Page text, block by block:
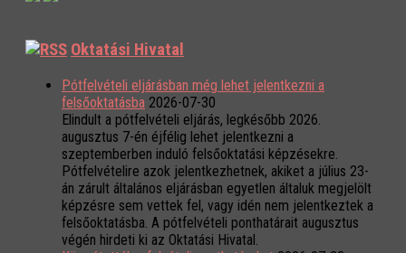
Oktatási Hivatal
Pótfelvételi eljárásban még lehet jelentkezni a
felsőoktatásba 2026-07-30
Elindult a pótfelvételi eljárás, legkésőbb 2026.
augusztus 7-én éjfélig lehet jelentkezni a
szeptemberben induló felsőoktatási képzésekre.
Pótfelvételire azok jelentkezhetnek, akiket a július 23-
án zárult általános eljárásban egyetlen általuk megjelölt
képzésre sem vettek fel, vagy idén nem jelentkeztek a
felsőoktatásba. A pótfelvételi ponthatárait augusztus
végén hirdeti ki az Oktatási Hivatal.